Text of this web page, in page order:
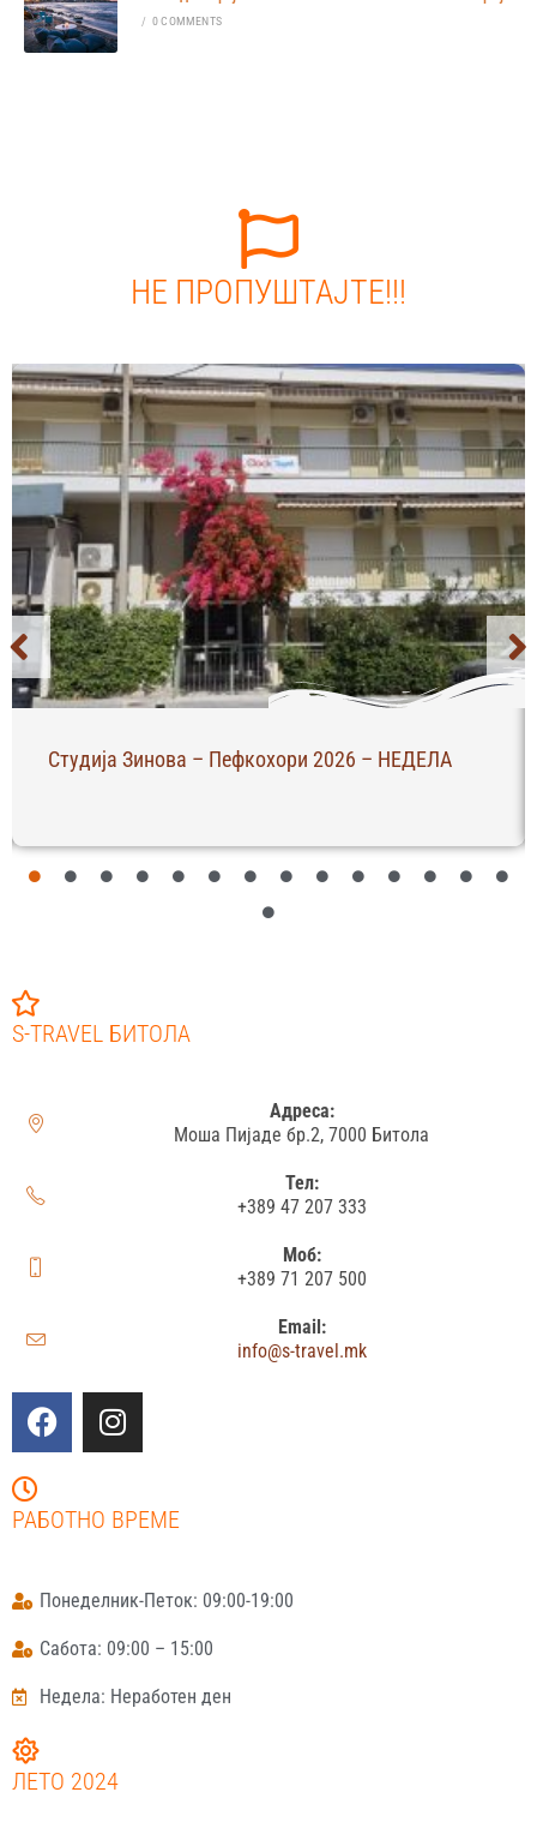
/ 0 COMMENTS
НЕ ПРОПУШТАЈТЕ!!!
Студија Зинова – Пефкохори 2026 – НЕДЕЛА
S-TRAVEL БИТОЛА
Адреса:
Моша Пијаде бр.2, 7000 Битола
Тел:
+389 47 207 333
Моб:
+389 71 207 500
Email:
info@s-travel.mk
РАБОТНО ВРЕМЕ
Понеделник-Петок: 09:00-19:00
Сабота: 09:00 – 15:00
Недела: Неработен ден
ЛЕТО 2024